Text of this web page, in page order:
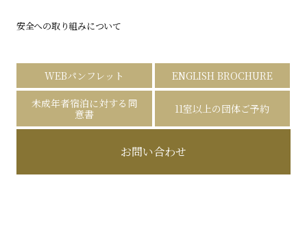
安全への取り組みについて
WEBパンフレット
ENGLISH BROCHURE
未成年者宿泊に対する同
意書
11室以上の団体ご予約
お問い合わせ